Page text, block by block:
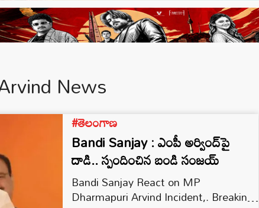
News
#తెలంగాణ
Bandi Sanjay : ఎంపీ అర్వింద్‌పై
దాడి.. స్పందించిన బండి సంజయ్‌
Bandi Sanjay React on MP
Dharmapuri Arvind Incident,. Breaking